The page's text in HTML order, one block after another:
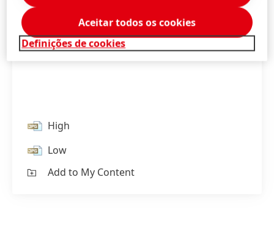
High
Low
Add to My Content
Definições de cookies
Aceitar todos os cookies